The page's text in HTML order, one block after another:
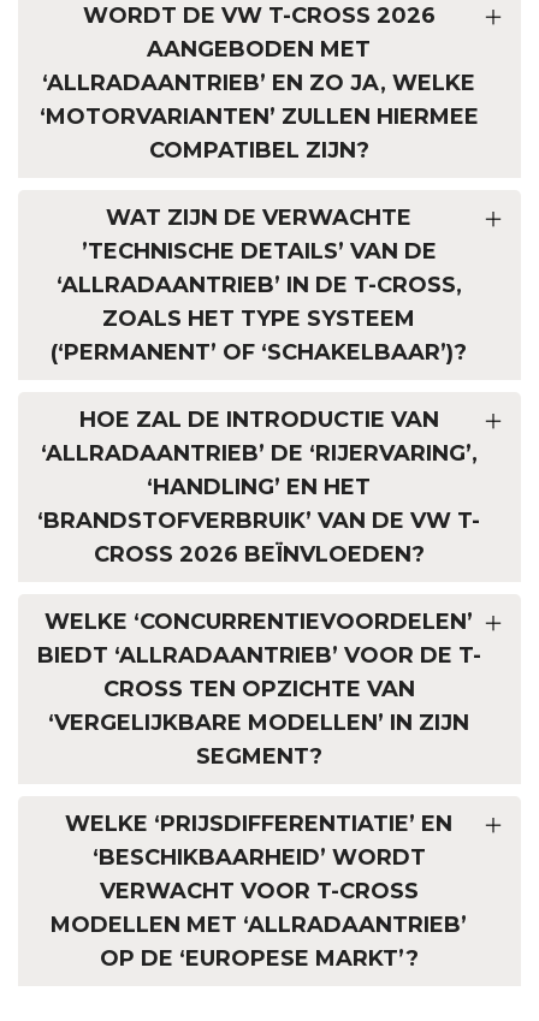
WORDT DE VW T-CROSS 2026
AANGEBODEN MET
‘ALLRADAANTRIEB’ EN ZO JA, WELKE
‘MOTORVARIANTEN’ ZULLEN HIERMEE
COMPATIBEL ZIJN?
WAT ZIJN DE VERWACHTE
’TECHNISCHE DETAILS’ VAN DE
‘ALLRADAANTRIEB’ IN DE T-CROSS,
ZOALS HET TYPE SYSTEEM
(‘PERMANENT’ OF ‘SCHAKELBAAR’)?
HOE ZAL DE INTRODUCTIE VAN
‘ALLRADAANTRIEB’ DE ‘RIJERVARING’,
‘HANDLING’ EN HET
‘BRANDSTOFVERBRUIK’ VAN DE VW T-
CROSS 2026 BEÏNVLOEDEN?
WELKE ‘CONCURRENTIEVOORDELEN’
BIEDT ‘ALLRADAANTRIEB’ VOOR DE T-
CROSS TEN OPZICHTE VAN
‘VERGELIJKBARE MODELLEN’ IN ZIJN
SEGMENT?
WELKE ‘PRIJSDIFFERENTIATIE’ EN
‘BESCHIKBAARHEID’ WORDT
VERWACHT VOOR T-CROSS
MODELLEN MET ‘ALLRADAANTRIEB’
OP DE ‘EUROPESE MARKT’?